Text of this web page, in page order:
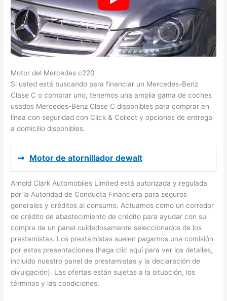
Motor del Mercedes c220
Si usted está buscando para financiar un Mercedes-Benz
Clase C o comprar uno, tenemos una amplia gama de coches
usados Mercedes-Benz Clase C disponibles para comprar en
línea con seguridad con Click & Collect y opciones de entrega
a domicilio disponibles.
➞ Motor de atornillador dewalt
Arnold Clark Automobiles Limited está autorizada y regulada
por la Autoridad de Conducta Financiera para seguros
generales y créditos al consumo. Actuamos como un corredor
de crédito de abastecimiento de crédito para ayudar con su
compra de un panel cuidadosamente seleccionados de los
prestamistas. Los prestamistas suelen pagarnos una comisión
por estas presentaciones (haga clic aquí para ver los detalles,
incluido nuestro panel de prestamistas y la declaración de
divulgación). Las ofertas están sujetas a la situación, los
términos y las condiciones.